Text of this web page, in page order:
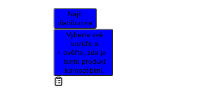
Najít
distributora
Vyberte své
vozidlo a
ověřte, zda je
tento produkt
kompatibilní.